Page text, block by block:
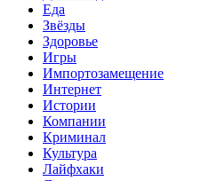
Еда
Звёзды
Здоровье
Игры
Импортозамещение
Интернет
Истории
Компании
Криминал
Культура
Лайфхаки